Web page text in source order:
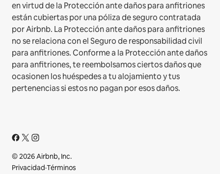
en virtud de la Protección ante daños para anfitriones
están cubiertas por una póliza de seguro contratada
por Airbnb. La Protección ante daños para anfitriones
no se relaciona con el Seguro de responsabilidad civil
para anfitriones. Conforme a la Protección ante daños
para anfitriones, te reembolsamos ciertos daños que
ocasionen los huéspedes a tu alojamiento y tus
pertenencias si estos no pagan por esos daños.
© 2026 Airbnb, Inc.
Privacidad·Términos